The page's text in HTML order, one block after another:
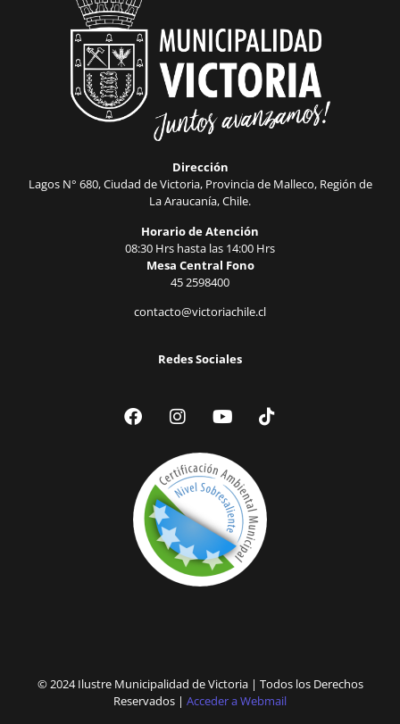
Dirección
Lagos N° 680, Ciudad de Victoria, Provincia de Malleco, Región de
La Araucanía, Chile.
Horario de Atención
08:30 Hrs hasta las 14:00 Hrs
Mesa Central Fono
45 2598400
contacto@victoriachile.cl
Redes Sociales
© 2024 Ilustre Municipalidad de Victoria | Todos los Derechos
Reservados | Acceder a Webmail